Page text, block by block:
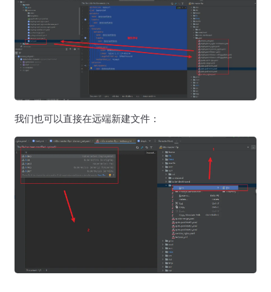
我们也可以直接在远端新建文件：